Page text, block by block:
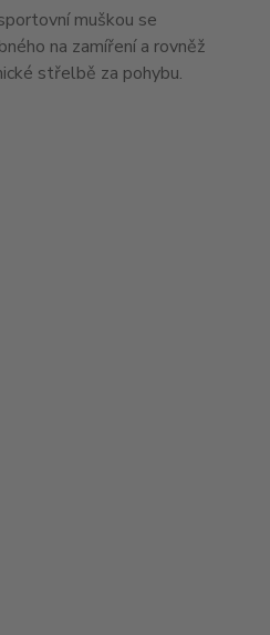
muškou se
na zamíření a rovněž
střelbě za pohybu.